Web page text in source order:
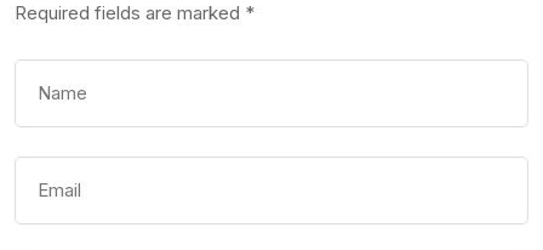
Required fields are marked *